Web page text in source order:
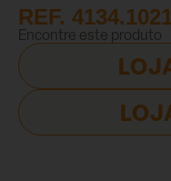
REF.
Encontre este produto